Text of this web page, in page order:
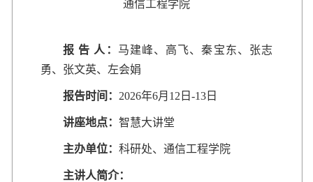
通信工程学院
报 告 人： 马建峰、高飞、秦宝东、张志
勇、张文英、左会娟
报告时间： 2026年6月12日-13日
讲座地点： 智慧大讲堂
主办单位： 科研处、通信工程学院
主讲人简介：